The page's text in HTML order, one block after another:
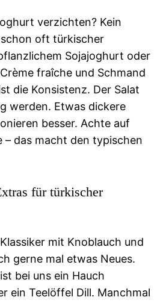
verzichten? Kein
oft türkischer
Sojajoghurt oder
fraîche und Schmand
die Konsistenz. Der Salat
werden. Etwas dickere
besser. Achte auf
– das macht den typischen
für türkischer
mit Knoblauch und
gerne mal etwas Neues.
bei uns ein Hauch
ein Teelöffel Dill. Manchmal